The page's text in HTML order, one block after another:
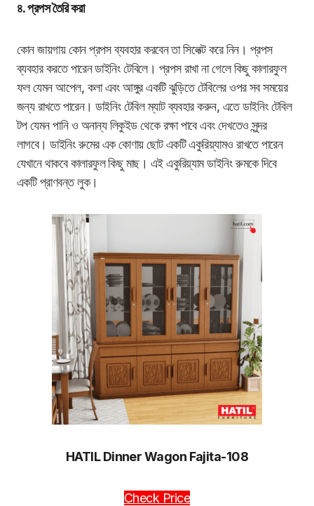
৪. প্রপস তৈরি করা
কোন জায়গায় কোন প্রপস ব্যবহার করবেন তা সিলেক্ট করে নিন। প্রপস
ব্যবহার করতে পারেন ডাইনিং টেবিলে। প্রপস রাখা না গেলে কিছু কালারফুল
ফল যেমন আপেল, কলা এবং আঙ্গুর একটি ঝুড়িতে টেবিলের ওপর সব সময়ের
জন্য রাখতে পারেন। ডাইনিং টেবিল ম্যাট ব্যবহার করুন, এতে ডাইনিং টেবিল
টপ যেমন পানি ও অনান্য লিকুইড থেকে রক্ষা পাবে এবং দেখতেও সুন্দর
লাগবে। ডাইনিং রুমের এক কোণায় ছোট একটি একুরিয়্যামও রাখতে পারেন
যেখানে থাকবে কালারফুল কিছু মাছ। এই একুরিয়্যাম ডাইনিং রুমকে দিবে
একটি প্রাণবন্ত লুক।
HATIL Dinner Wagon Fajita-108
Check Price